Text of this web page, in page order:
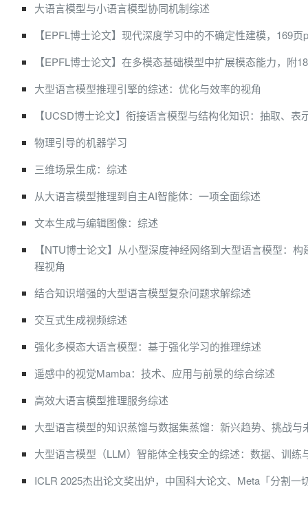
大语言模型与小语言模型协同机制综述
【EPFL博士论文】现代深度学习中的不确定性建模，169页
【EPFL博士论文】在多模态基础模型中扩展模态能力，附
大型语言模型推理引擎的综述：优化与效率的视角
【UCSD博士论文】衔接语言模型与结构化知识：抽取、表
物理引导的机器学习
三维场景生成：综述
从大语言模型推理到自主AI智能体：一项全面综述
文本生成与编辑图像：综述
【NTU博士论文】从小型深度神经网络到大型语言模型：
程视角
结合知识增强的大型语言模型复杂问题求解综述
交互式生成视频综述
强化多模态大语言模型：基于强化学习的推理综述
遥感中的视觉Mamba：技术、应用与前景的综合综述
高效大语言模型推理服务综述
大型语言模型的知识蒸馏与数据集蒸馏：新兴趋势、挑战与
大型语言模型（LLM）智能体全栈安全的综述：数据、训练
ICLR 2025杰出论文奖出炉，中国科大论文、Meta「分割一